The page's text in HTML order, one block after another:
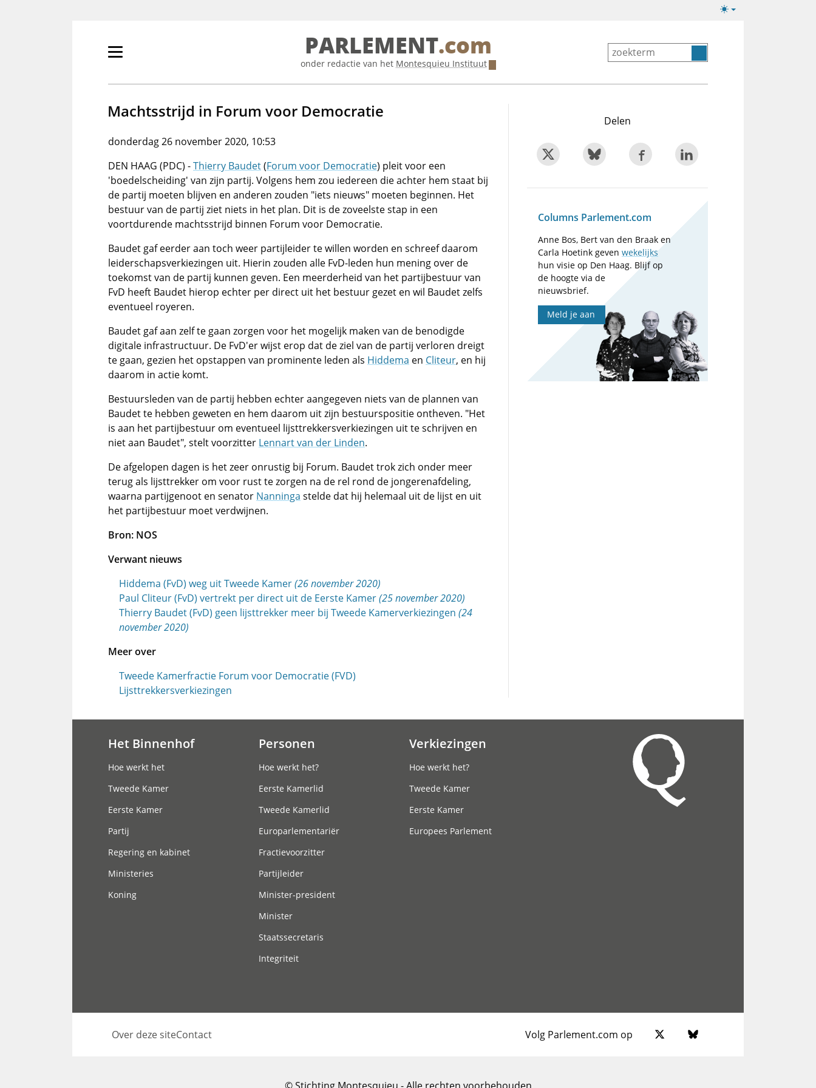
Lichte/donkere
Primair
tonen/verbergen
PARLEMENT.com
onder redactie van het Montesquieu Instituut
Machtsstrijd in Forum voor Democratie
donderdag 26 november 2020, 10:53
DEN HAAG (PDC) -Thierry Baudet(Forum voor Democratie) pleit voor een
'boedelscheiding' van zijn partij. Volgens hem zou iedereen die achter hem staat bij
de partij moeten blijven en anderen zouden "iets nieuws" moeten beginnen. Het
bestuur van de partij ziet niets in het plan. Dit is de zoveelste stap in een
voortdurende machtsstrijd binnen Forum voor Democratie.
Baudet gaf eerder aan toch weer partijleider te willen worden en schreef daarom
leiderschapsverkiezingen uit. Hierin zouden alle FvD-leden hun mening over de
toekomst van de partij kunnen geven. Een meerderheid van het partijbestuur van
FvD heeft Baudet hierop echter per direct uit het bestuur gezet en wil Baudet zelfs
eventueel royeren.
Baudet gaf aan zelf te gaan zorgen voor het mogelijk maken van de benodigde
digitale infrastructuur. De FvD'er wijst erop dat de ziel van de partij verloren dreigt
te gaan, gezien het opstappen van prominente leden als Hiddema en Cliteur, en hij
daarom in actie komt.
Bestuursleden van de partij hebben echter aangegeven niets van de plannen van
Baudet te hebben geweten en hem daarom uit zijn bestuurspositie ontheven. "Het
is aan het partijbestuur om eventueel lijsttrekkersverkiezingen uit te schrijven en
niet aan Baudet", stelt voorzitter Lennart van der Linden.
De afgelopen dagen is het zeer onrustig bij Forum. Baudet trok zich onder meer
terug als lijsttrekker om voor rust te zorgen na de rel rond de jongerenafdeling,
waarna partijgenoot en senator Nanninga stelde dat hij helemaal uit de lijst en uit
het partijbestuur moet verdwijnen.
Bron: NOS
Verwant nieuws
Hiddema (FvD) weg uit Tweede Kamer(26 november 2020)
Paul Cliteur (FvD) vertrekt per direct uit de Eerste Kamer(25 november 2020)
Thierry Baudet (FvD) geen lijsttrekker meer bij Tweede Kamerverkiezingen (24
november 2020)
Meer over
Tweede Kamerfractie Forum voor Democratie (FVD)
Lijsttrekkersverkiezingen
Delen
Columns Parlement.com
Anne Bos, Bert van den Braak en
Carla Hoetink gevenwekelijks
hun visie op Den Haag. Blijf op
de hoogte via de
nieuwsbrief.
Meld je aan
Het Binnenhof
Hoe werkt het
Tweede Kamer
Eerste Kamer
Partij
Regering en kabinet
Ministeries
Koning
Personen
Hoe werkt het?
Eerste Kamerlid
Tweede Kamerlid
Europarlementariër
Fractievoorzitter
Partijleider
Minister-president
Minister
Staatssecretaris
Integriteit
Verkiezingen
Hoe werkt het?
Tweede Kamer
Eerste Kamer
Europees Parlement
Over deze siteContact Volg Parlement.com op